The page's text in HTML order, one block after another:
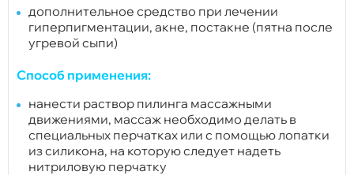
дополнительное средство при лечении
гиперпигментации, акне, постакне (пятна после
угревой сыпи)
Способ применения:
нанести раствор пилинга массажными
движениями, массаж необходимо делать в
специальных перчатках или с помощью лопатки
из силикона, на которую следует надеть
нитриловую перчатку